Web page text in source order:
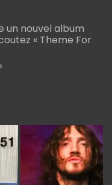
un nouvel album
« Theme For